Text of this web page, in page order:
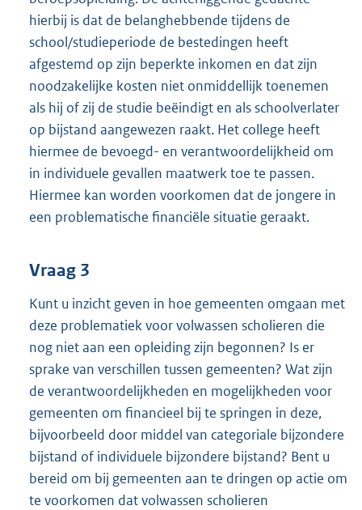
hierbij is dat de belanghebbende tijdens de
school/studieperiode de bestedingen heeft
afgestemd op zijn beperkte inkomen en dat zijn
noodzakelijke kosten niet onmiddellijk toenemen
als hij of zij de studie beëindigt en als schoolverlater
op bijstand aangewezen raakt. Het college heeft
hiermee de bevoegd- en verantwoordelijkheid om
in individuele gevallen maatwerk toe te passen.
Hiermee kan worden voorkomen dat de jongere in
een problematische financiële situatie geraakt.
Vraag 3
Kunt u inzicht geven in hoe gemeenten omgaan met
deze problematiek voor volwassen scholieren die
nog niet aan een opleiding zijn begonnen? Is er
sprake van verschillen tussen gemeenten? Wat zijn
de verantwoordelijkheden en mogelijkheden voor
gemeenten om financieel bij te springen in deze,
bijvoorbeeld door middel van categoriale bijzondere
bijstand of individuele bijzondere bijstand? Bent u
bereid om bij gemeenten aan te dringen op actie om
te voorkomen dat volwassen scholieren